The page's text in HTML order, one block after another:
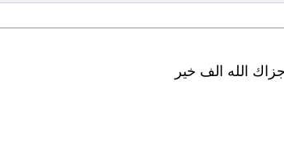
جزاك الله الف خير